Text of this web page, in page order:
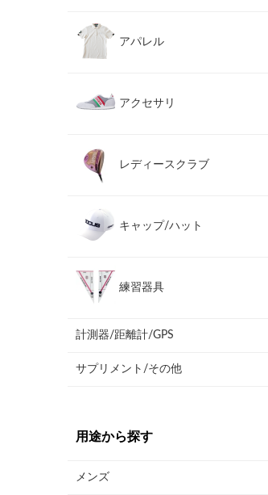
アパレル
アクセサリ
レディースクラブ
キャップ/ハット
練習器具
計測器/距離計/GPS
サプリメント/その他
用途から探す
メンズ